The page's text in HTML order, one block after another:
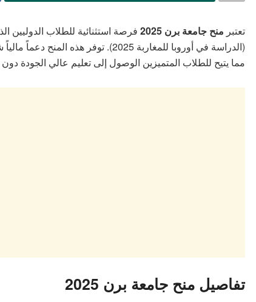
تعتبر منح جامعة برن 2025
فرصة استثنائية للطلاب الدوليين
(الدراسة في أوروبا للمغاربة 2025).
مما يتيح للطلاب المتميزين الوصول إلى تعليم عالي الجودة
تفاصيل منح جامعة برن 2025